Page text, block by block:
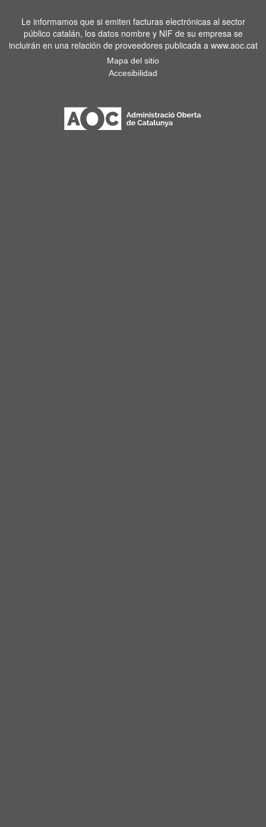
Le informamos que si emiten facturas electrónicas al sector
público catalán, los datos nombre y NIF de su empresa se
incluirán en una relación de proveedores publicada a www.aoc.cat
Mapa del sitio
Accesibilidad